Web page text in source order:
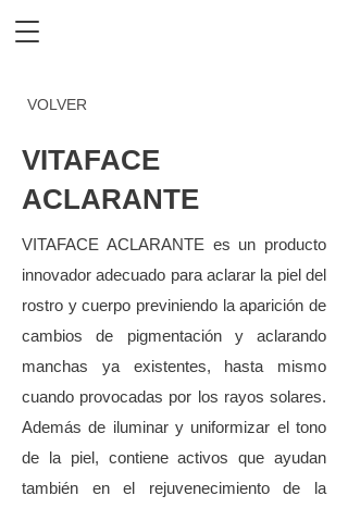
VOLVER
VITAFACE
ACLARANTE
VITAFACE ACLARANTE es un producto
innovador adecuado para aclarar la piel del
rostro y cuerpo previniendo la aparición de
cambios de pigmentación y aclarando
manchas ya existentes, hasta mismo
cuando provocadas por los rayos solares.
Además de iluminar y uniformizar el tono
de la piel, contiene activos que ayudan
también en el rejuvenecimiento de la